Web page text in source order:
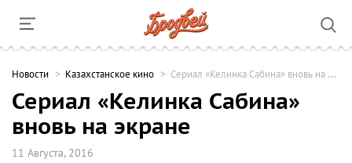
Новости Казахстанское кино Сериал «Келинка Сабина» вновь на экране
Сериал «Келинка Сабина»
вновь на экране
11 Августа, 2016